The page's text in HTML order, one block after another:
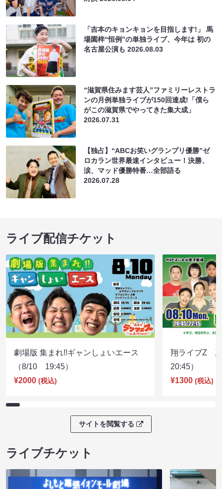
「吉本のキョンキョンを目指します!」 馬
場園梓“恒例”の単独ライブ、今年は 初の
名古屋公演も2026.08.03
“滋賀県住みます芸人”ファミリーレストラ
ンの月例単独ライブが150回達成!「僕ら
がこの滋賀県でやってきた集大成」
2026.07.31
【独占】“ABCお笑いグランプリ優勝”ゼ
ロカラン世界最速インタビュー！決勝、
涙、マッド優勝特番…全部語る
2026.07.28
ライブ配信チケット
劇場版 集まれ!!ギャンしょいエース
（8/10 19:45）
¥2000 (税込)
翔ライブZ
20:45）
¥1300 (税込)
サイトを閲覧する
ライブチケット